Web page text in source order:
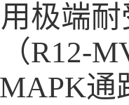
极端
R12-